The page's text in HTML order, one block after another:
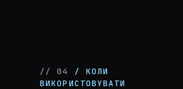
// 04
/ КОЛИ
ВИКОРИСТОВУВАТИ